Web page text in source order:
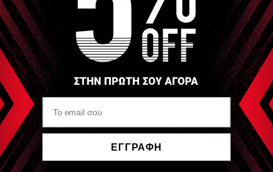
Σφαιρική
Κωνική
Ακίδα
Κυρτή επιφάνεια
Έχουν τη δυνατότητα να βιδώνουν στο στυλό Το
συγκεκριμένο μοντέλο παρέχεται με εξωτερικό ηλεκτρόδιο
γείωσης (απεικονίζεται σαν κύλινδρος). Η σύνδεση
διαμορφώνεται ανάλογα με τον τύπο που απαιτεί ο χρήστης
Είδες Πρόσφατα
ΕΓΓΡΑΦΗ